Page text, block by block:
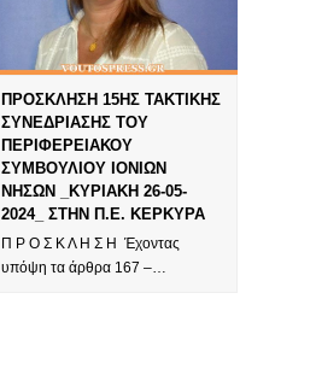
ΠΡΟΣΚΛΗΣΗ 15ΗΣ ΤΑΚΤΙΚΗΣ
ΣΥΝΕΔΡΙΑΣΗΣ ΤΟΥ
ΠΕΡΙΦΕΡΕΙΑΚΟΥ
ΣΥΜΒΟΥΛΙΟΥ ΙΟΝΙΩΝ
ΝΗΣΩΝ _ΚΥΡΙΑΚΗ 26-05-
2024_ ΣΤΗΝ Π.Ε. ΚΕΡΚΥΡΑ
Π Ρ Ο Σ Κ Λ Η Σ Η Έχοντας
υπόψη τα άρθρα 167 –…